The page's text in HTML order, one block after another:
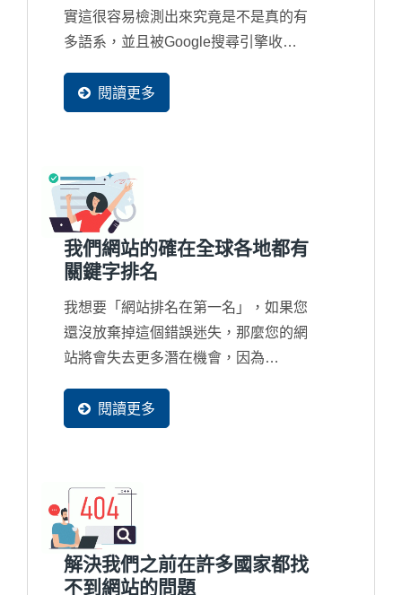
實這很容易檢測出來究竟是不是真的有
多語系，並且被Google搜尋引擎收錄
閱讀更多
我們網站的確在全球各地都有
關鍵字排名
我想要「網站排名在第一名」，如果您
還沒放棄掉這個錯誤迷失，那麼您的網
站將會失去更多潛在機會，因為
閱讀更多
解決我們之前在許多國家都找
不到網站的問題